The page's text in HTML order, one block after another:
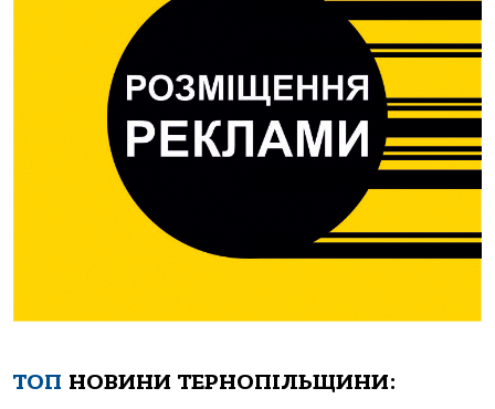
ТОП НОВИНИ ТЕРНОПІЛЬЩИНИ: